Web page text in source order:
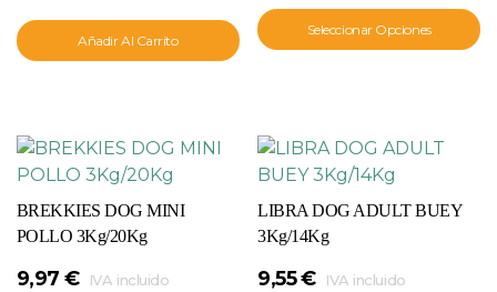
Añadir Al Carrito
Seleccionar Opciones
BREKKIES DOG MINI
POLLO 3Kg/20Kg
9,97 € IVA incluido
LIBRA DOG ADULT BUEY
3Kg/14Kg
9,55€ IVA incluido